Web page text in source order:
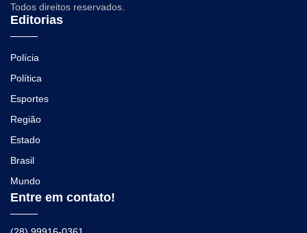
Todos direitos reservados.
Editorias
Polícia
Política
Esportes
Região
Estado
Brasil
Mundo
Entre em contato!